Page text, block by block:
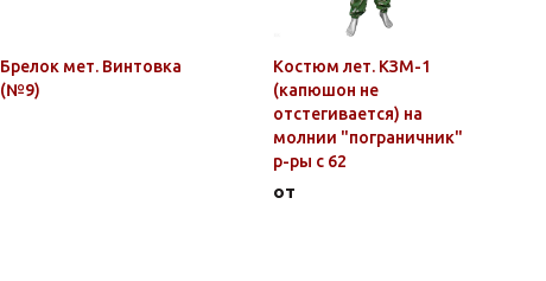
Брелок мет. Винтовка
(№9)
Костюм лет. КЗМ-1
(капюшон не
отстегивается) на
молнии "пограничник"
р-ры с 62
от